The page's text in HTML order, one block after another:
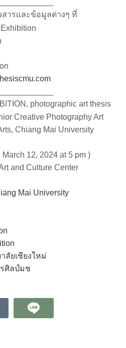
ารและข้อมูลต่างๆ ที่
photographic art thesis
Creative Photography Art
Chiang Mai University
12, 2024 at 5 pm )
and Culture Center
Mai University
ลัยเชียงใหม่
ศิลป์มช